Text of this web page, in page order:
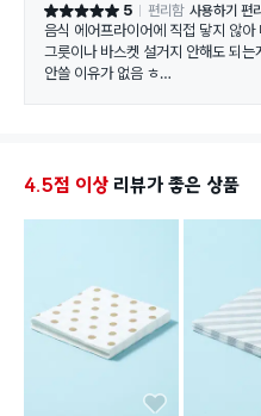
별점 5점 5 편리함 사용하기 편
음식 에어프라이어에 직접 닿지 않아
그릇이나 바스켓 설거지 안해도 되는
안쓸 이유가 없음 ㅎ
4.5점 이상 리뷰가 좋은 상품